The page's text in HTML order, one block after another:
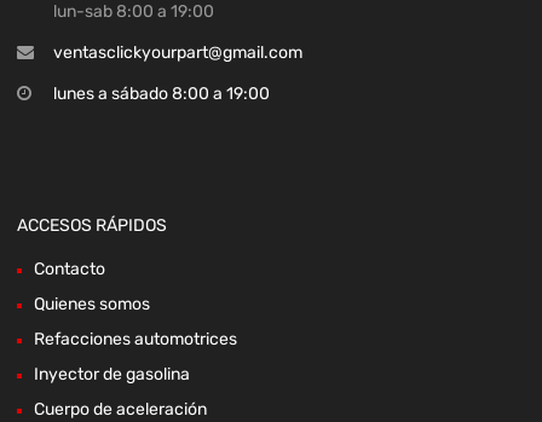
lun-sab 8:00 a 19:00
ventasclickyourpart@gmail.com
lunes a sábado 8:00 a 19:00
ACCESOS RÁPIDOS
Contacto
Quienes somos
Refacciones automotrices
Inyector de gasolina
Cuerpo de aceleración